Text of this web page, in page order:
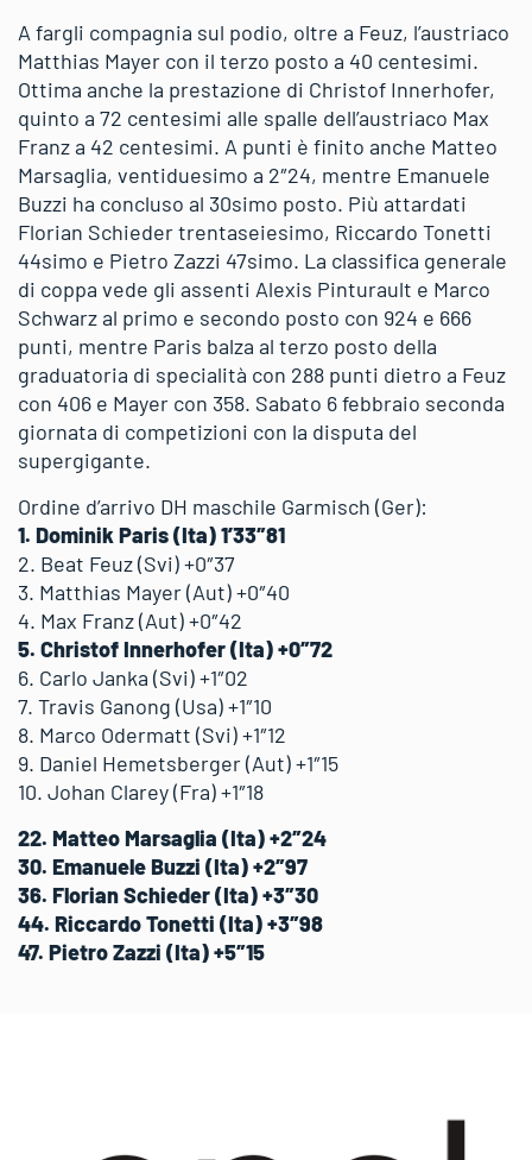
A fargli compagnia sul podio, oltre a Feuz, l’austriaco
Matthias Mayer con il terzo posto a 40 centesimi.
Ottima anche la prestazione di Christof Innerhofer,
quinto a 72 centesimi alle spalle dell’austriaco Max
Franz a 42 centesimi. A punti è finito anche Matteo
Marsaglia, ventiduesimo a 2″24, mentre Emanuele
Buzzi ha concluso al 30simo posto. Più attardati
Florian Schieder trentaseiesimo, Riccardo Tonetti
44simo e Pietro Zazzi 47simo. La classifica generale
di coppa vede gli assenti Alexis Pinturault e Marco
Schwarz al primo e secondo posto con 924 e 666
punti, mentre Paris balza al terzo posto della
graduatoria di specialità con 288 punti dietro a Feuz
con 406 e Mayer con 358. Sabato 6 febbraio seconda
giornata di competizioni con la disputa del
supergigante.
Ordine d’arrivo DH maschile Garmisch (Ger):
1. Dominik Paris (Ita) 1’33″81
2. Beat Feuz (Svi) +0″37
3. Matthias Mayer (Aut) +0″40
4. Max Franz (Aut) +0″42
5. Christof Innerhofer (Ita) +0″72
6. Carlo Janka (Svi) +1″02
7. Travis Ganong (Usa) +1″10
8. Marco Odermatt (Svi) +1″12
9. Daniel Hemetsberger (Aut) +1″15
10. Johan Clarey (Fra) +1″18
22. Matteo Marsaglia (Ita) +2″24
30. Emanuele Buzzi (Ita) +2″97
36. Florian Schieder (Ita) +3″30
44. Riccardo Tonetti (Ita) +3″98
47. Pietro Zazzi (Ita) +5″15